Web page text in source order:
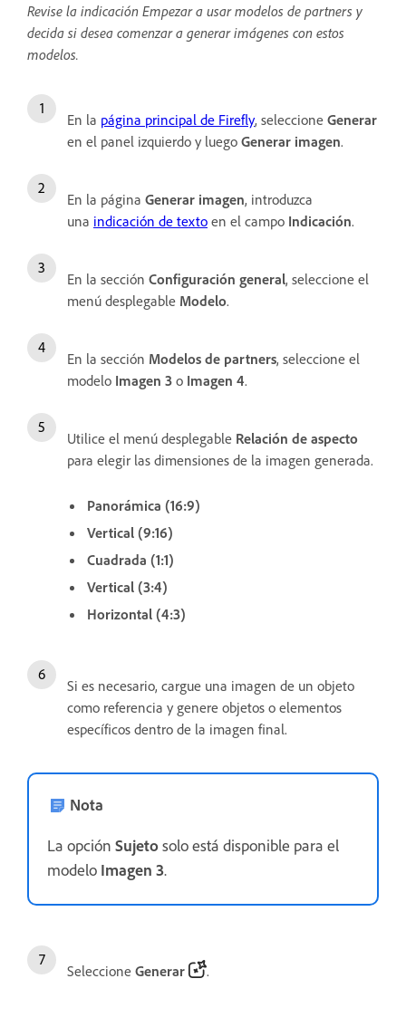
Revise la indicación Empezar a usar modelos de partners y
decida si desea comenzar a generar imágenes con estos
modelos.
En la página principal de Firefly, seleccione Generar
en el panel izquierdo y luego Generar imagen.
En la página Generar imagen, introduzca
una indicación de texto en el campo Indicación.
En la sección Configuración general, seleccione el
menú desplegable Modelo.
En la sección Modelos de partners, seleccione el
modelo Imagen 3 o Imagen 4.
Utilice el menú desplegable Relación de aspecto
para elegir las dimensiones de la imagen generada.
Panorámica (16:9)
Vertical (9:16)
Cuadrada (1:1)
Vertical (3:4)
Horizontal (4:3)
Si es necesario, cargue una imagen de un objeto
como referencia y genere objetos o elementos
específicos dentro de la imagen final.
Nota
La opción Sujetosolo está disponible para el
modelo Imagen 3.
Seleccione Generar .